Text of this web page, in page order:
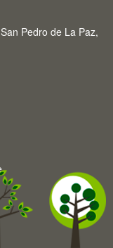
Pedro de La Paz,